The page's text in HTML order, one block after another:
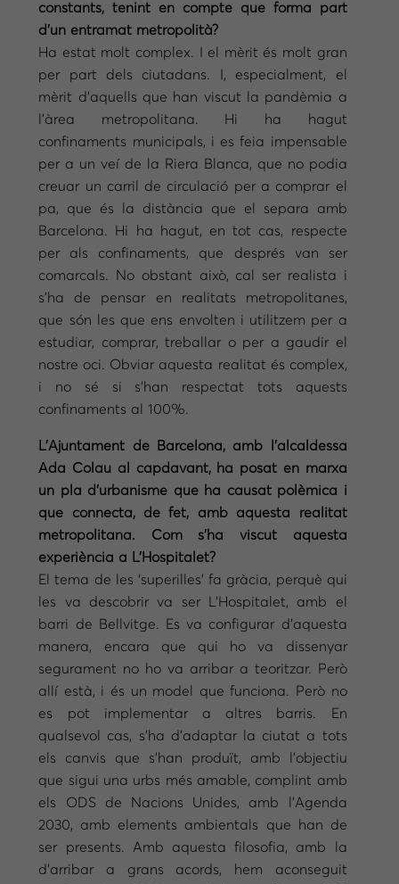
constants, tenint en compte que forma part
d’un entramat metropolità?
Ha estat molt complex. I el mèrit és molt gran
per part dels ciutadans. I, especialment, el
mèrit d’aquells que han viscut la pandèmia a
l’àrea metropolitana. Hi ha hagut
confinaments municipals, i es feia impensable
per a un veí de la Riera Blanca, que no podia
creuar un carril de circulació per a comprar el
pa, que és la distància que el separa amb
Barcelona. Hi ha hagut, en tot cas, respecte
per als confinaments, que després van ser
comarcals. No obstant això, cal ser realista i
s’ha de pensar en realitats metropolitanes,
que són les que ens envolten i utilitzem per a
estudiar, comprar, treballar o per a gaudir el
nostre oci. Obviar aquesta realitat és complex,
i no sé si s’han respectat tots aquests
confinaments al 100%.
L’Ajuntament de Barcelona, amb l’alcaldessa
Ada Colau al capdavant, ha posat en marxa
un pla d’urbanisme que ha causat polèmica i
que connecta, de fet, amb aquesta realitat
metropolitana. Com s’ha viscut aquesta
experiència a L’Hospitalet?
El tema de les ‘superilles’ fa gràcia, perquè qui
les va descobrir va ser L’Hospitalet, amb el
barri de Bellvitge. Es va configurar d’aquesta
manera, encara que qui ho va dissenyar
segurament no ho va arribar a teoritzar. Però
allí està, i és un model que funciona. Però no
es pot implementar a altres barris. En
qualsevol cas, s’ha d’adaptar la ciutat a tots
els canvis que s’han produït, amb l’objectiu
que sigui una urbs més amable, complint amb
els ODS de Nacions Unides, amb l’Agenda
2030, amb elements ambientals que han de
ser presents. Amb aquesta filosofia, amb la
d’arribar a grans acords, hem aconseguit